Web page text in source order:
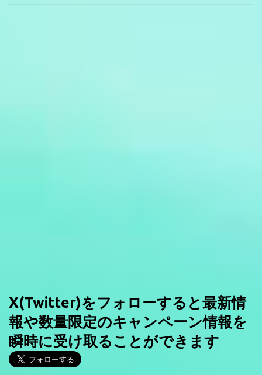
X(Twitter)をフォローすると最新情
報や数量限定のキャンペーン情報を
瞬時に受け取ることができます